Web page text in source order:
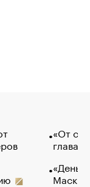
«От
глава
Маск в